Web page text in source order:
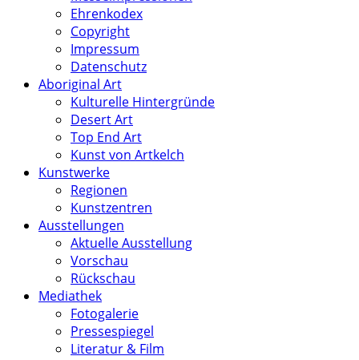
Ehrenkodex
Copyright
Impressum
Datenschutz
Aboriginal Art
Kulturelle Hintergründe
Desert Art
Top End Art
Kunst von Artkelch
Kunstwerke
Regionen
Kunstzentren
Ausstellungen
Aktuelle Ausstellung
Vorschau
Rückschau
Mediathek
Fotogalerie
Pressespiegel
Literatur & Film